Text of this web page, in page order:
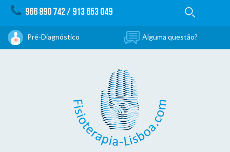
966 890 742/913 653 049
Pré-Diagnóstico Alguma questão?